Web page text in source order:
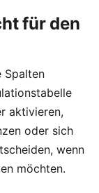
für den
Spalten
aktivieren,
oder sich
wenn
möchten.